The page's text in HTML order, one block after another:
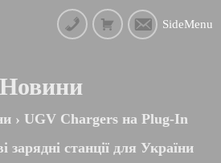
SideMenu
Новини
› UGV Chargers на Plug-In
зарядні станції для України